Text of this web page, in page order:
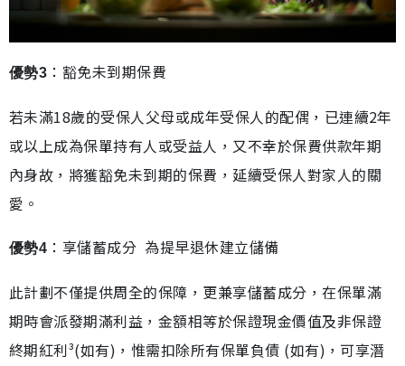
優勢3 ：豁免未到期保費
若未滿18歲的受保人父母或成年受保人的配偶，已連續2年
或以上成為保單持有人或受益人，又不幸於保費供款年期
內身故，將獲豁免未到期的保費，延續受保人對家人的關
愛。
優勢4 ：享儲蓄成分 為提早退休建立儲備
此計劃不僅提供周全的保障，更兼享儲蓄成分，在保單滿
期時會派發期滿利益，金額相等於保證現金價值及非保證
終期紅利³(如有)，惟需扣除所有保單負債 (如有)，可享潛